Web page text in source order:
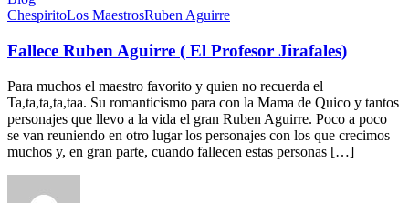
ChespiritoLos MaestrosRuben Aguirre
Fallece Ruben Aguirre ( El Profesor Jirafales)
Para muchos el maestro favorito y quien no recuerda el
Ta,ta,ta,ta,taa. Su romanticismo para con la Mama de Quico y tantos
personajes que llevo a la vida el gran Ruben Aguirre. Poco a poco
se van reuniendo en otro lugar los personajes con los que crecimos
muchos y, en gran parte, cuando fallecen estas personas […]